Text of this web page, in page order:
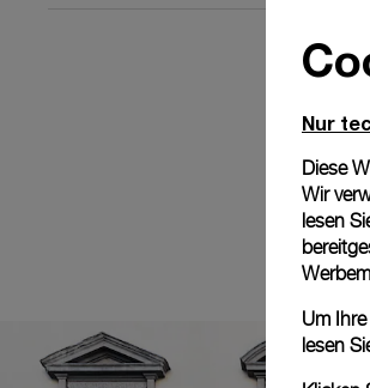
Nur
Diese
Wir
lesen
Um
lesen